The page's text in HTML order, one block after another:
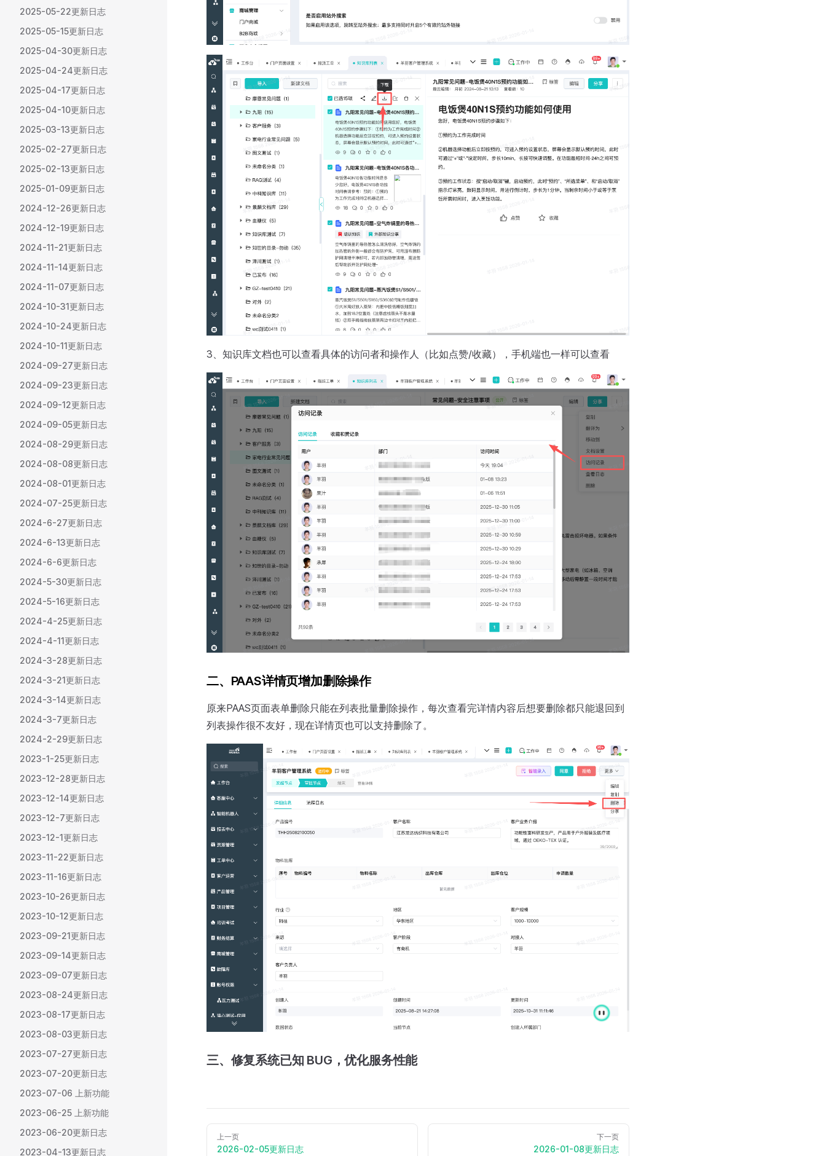
2025-05-22更新日志
2025-05-15更新日志
2025-04-30更新日志
2025-04-24更新日志
2025-04-17更新日志
2025-04-10更新日志
2025-03-13更新日志
2025-02-27更新日志
2025-02-13更新日志
2025-01-09更新日志
2024-12-26更新日志
2024-12-19更新日志
2024-11-21更新日志
2024-11-14更新日志
2024-11-07更新日志
2024-10-31更新日志
2024-10-24更新日志
2024-10-11更新日志
2024-09-27更新日志
2024-09-23更新日志
2024-09-12更新日志
2024-09-05更新日志
2024-08-29更新日志
2024-08-08更新日志
2024-08-01更新日志
2024-07-25更新日志
2024-6-27更新日志
2024-6-13更新日志
2024-6-6更新日志
2024-5-30更新日志
2024-5-16更新日志
2024-4-25更新日志
2024-4-11更新日志
2024-3-28更新日志
2024-3-21更新日志
2024-3-14更新日志
2024-3-7更新日志
2024-2-29更新日志
2023-1-25更新日志
2023-12-28更新日志
2023-12-14更新日志
2023-12-7更新日志
2023-12-1更新日志
2023-11-22更新日志
2023-11-16更新日志
2023-10-26更新日志
2023-10-12更新日志
2023-09-21更新日志
2023-09-14更新日志
2023-09-07更新日志
2023-08-24更新日志
2023-08-17更新日志
2023-08-03更新日志
2023-07-27更新日志
2023-07-20更新日志
2023-07-06 上新功能
2023-06-25 上新功能
2023-06-20更新日志
2023-04-13更新日志
3、知识库文档也可以查看具体的访问者和操作人（比如点赞/收藏），手机端也一样可以查看
二、PAAS详情页增加删除操作
原来PAAS页面表单删除只能在列表批量删除操作，每次查看完详情内容后想要删除都只能退回到
列表操作很不友好，现在详情页也可以支持删除了。
三、修复系统已知 BUG，优化服务性能
上一页
2026-02-05更新日志
下一页
2026-01-08更新日志